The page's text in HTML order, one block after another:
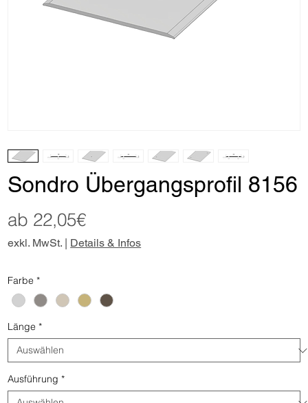
Sondro Übergangsprofil 8156
ab 22,05€Sale-
Preis
exkl. MwSt. | Details & Infos
Farbe *
Länge *
Ausführung *